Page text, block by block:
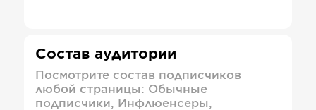
Состав аудитории
Посмотрите состав подписчиков
любой страницы: Обычные
подписчики, Инфлюенсеры,